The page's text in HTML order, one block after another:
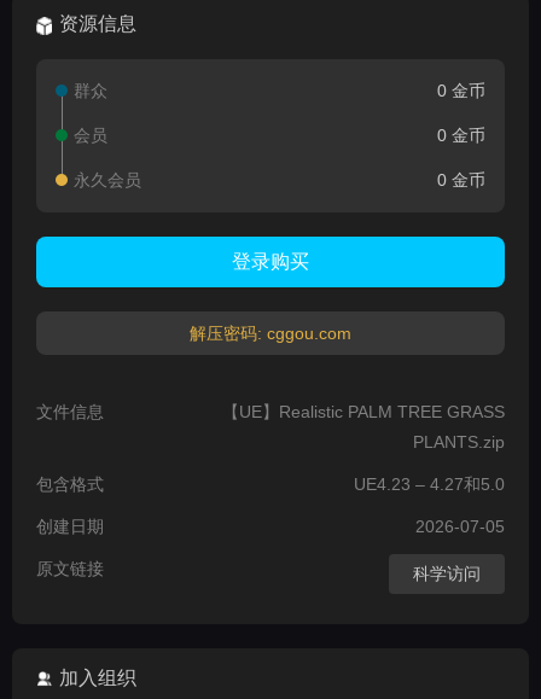
资源信息
群众 0 金币
会员 0 金币
永久会员 0 金币
登录购买
解压密码: cggou.com
文件信息
【UE】Realistic PALM TREE GRASS
PLANTS.zip
包含格式 UE4.23 – 4.27和5.0
创建日期 2026-07-05
原文链接 科学访问
加入组织